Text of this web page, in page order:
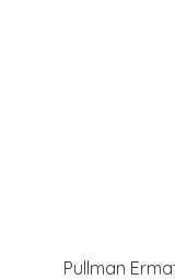
Pullman